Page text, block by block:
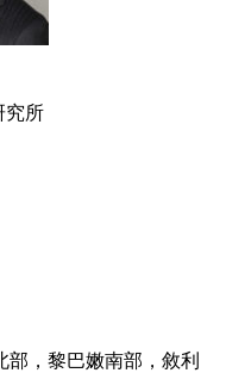
究所
部，黎巴嫩南部，敘利